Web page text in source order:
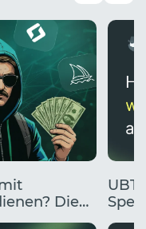
Die
verdienen.
UBT